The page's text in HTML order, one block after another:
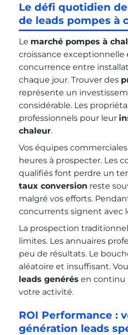
Le défi quotidien
de leads pompes à
Le marché pompes à
croissance exceptionnelle
concurrence entre
chaque jour. Trouver des
représente un
considérable. Les
professionnels pour leur
chaleur.
Vos équipes
heures à prospecter. Les
qualifiés font perdre un
taux conversion reste
malgré vos efforts.
concurrents signent avec
La prospection
limites. Les annuaires
peu de résultats. Le
aléatoire et insuffisant.
leads genérés en continu
votre activité.
ROI Performance :
génération leads